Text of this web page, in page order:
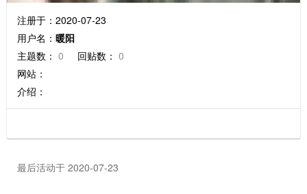
注册于：2020-07-23
用户名： 暖阳
主题数： 0 回贴数： 0
网站：
介绍：
最后活动于 2020-07-23